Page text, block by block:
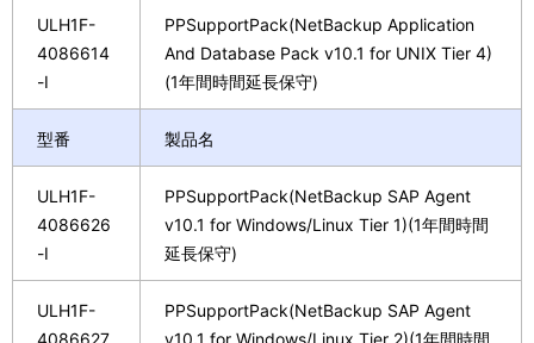
ULH1F-
4086614
-I
PPSupportPack(NetBackup Application
And Database Pack v10.1 for UNIX Tier 4)
(1年間時間延長保守)
型番 製品名
ULH1F-
4086626
-I
PPSupportPack(NetBackup SAP Agent
v10.1 for Windows/Linux Tier 1)(1年間時間
延長保守)
ULH1F-
4086627
PPSupportPack(NetBackup SAP Agent
v10.1 for Windows/Linux Tier 2)(1年間時間